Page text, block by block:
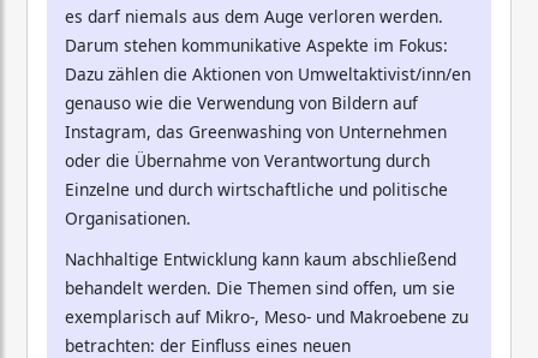
es darf niemals aus dem Auge verloren werden.
Darum stehen kommunikative Aspekte im Fokus:
Dazu zählen die Aktionen von Umweltaktivist/inn/en
genauso wie die Verwendung von Bildern auf
Instagram, das Greenwashing von Unternehmen
oder die Übernahme von Verantwortung durch
Einzelne und durch wirtschaftliche und politische
Organisationen.
Nachhaltige Entwicklung kann kaum abschließend
behandelt werden. Die Themen sind offen, um sie
exemplarisch auf Mikro-, Meso- und Makroebene zu
betrachten: der Einfluss eines neuen